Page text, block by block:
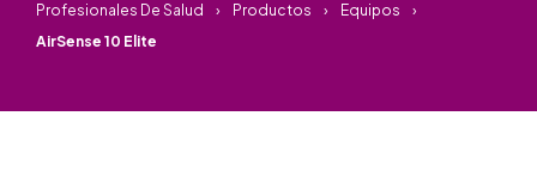
Profesionales De Salud Productos
Equipos
AirSense 10 Elite